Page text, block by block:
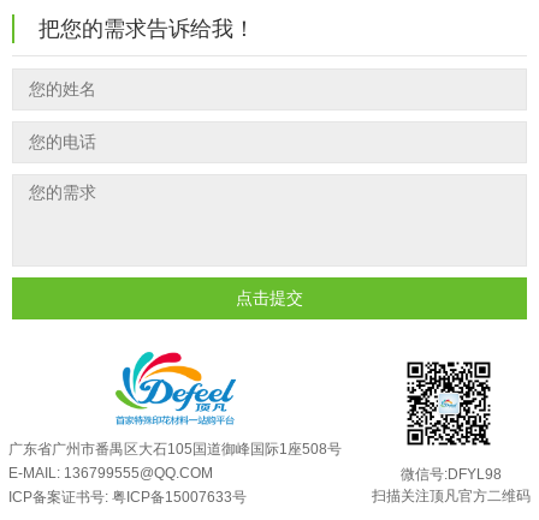
温变粉"烤"问：长期加...
温变粉耐温真相：注塑"高温炼...
夜间安全卫士：丝印反光粉搭配全攻... 2026-01-20
反光粉可以混合其他颜料一起使用吗...
温变粉丝印到底用多少目网版？这篇...
反光粉太久不用结块要怎么处理？ 2025-07-11
油性反光粉怎么印花效果最好？
反光粉是永久有效的吗？能用多久？ 2025-06-10
外墙涂料中怎么添加反光粉使用？ 2025-06-05
超细反光粉需要搭配什么胶浆使用？ 2025-06-03
反光粉能用在注塑工艺上吗？ 2025-06-02
反光粉可以混合其他颜料一起使用吗... 2025-05-23
把您的需求告诉给我！
点击提交
广东省广州市番禺区大石105国道御峰国际1座508号
E-MAIL: 136799555@QQ.COM
ICP备案证书号: 粤ICP备15007633号
微信号:DFYL98
扫描关注顶凡官方二维码